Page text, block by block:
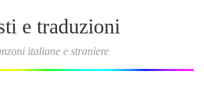
e traduzioni
italiane e straniere